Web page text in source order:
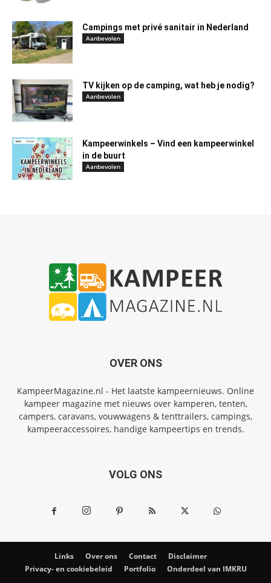
Campings met privé sanitair in Nederland
Aanbevolen
TV kijken op de camping, wat heb je nodig?
Aanbevolen
Kampeerwinkels – Vind een kampeerwinkel
in de buurt
Aanbevolen
OVER ONS
KampeerMagazine.nl - Het laatste kampeernieuws. Online
kampeer magazine met nieuws over kamperen, tenten,
campers, caravans, vouwwagens & tenttrailers, campings,
kampeeraccessoires, handige kampeertips en trends.
VOLG ONS
Links Over ons Contact
Disclaimer
Privacy- en cookiebeleid
Portfolio Onderdeel van IMKRU